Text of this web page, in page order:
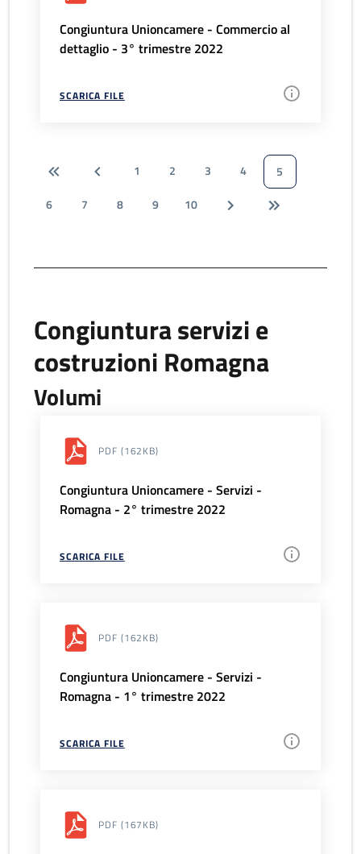
Congiuntura Unioncamere - Commercio al
dettaglio - 3° trimestre 2022
SCARICA FILE
1 2 3 4
5
6
7 8 9 10
Congiuntura servizi e
costruzioni Romagna
Volumi
PDF (162KB)
Congiuntura Unioncamere - Servizi -
Romagna - 2° trimestre 2022
SCARICA FILE
PDF (162KB)
Congiuntura Unioncamere - Servizi -
Romagna - 1° trimestre 2022
SCARICA FILE
PDF (167KB)